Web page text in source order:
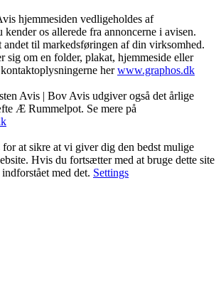
hjemmesiden vedligeholdes af
kender os allerede fra annoncerne i avisen.
andet til markedsføringen af din virksomhed.
sig om en folder, plakat, hjemmeside eller
herwww.graphos.dk
Avis | Bov Avis udgiver også det årlige
Æ Rummelpot. Se mere på
at sikre at vi giver dig den bedst mulige
Hvis du fortsætter med at bruge dette site
med det. Settings